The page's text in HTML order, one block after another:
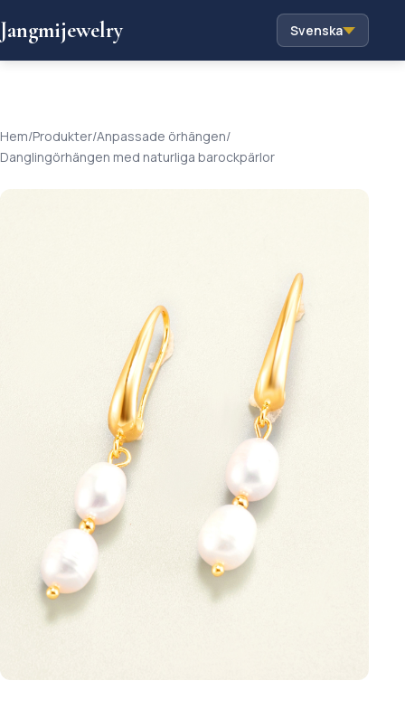
Jangmijewelry Svenska
Hem/Produkter/Anpassade örhängen/
Danglingörhängen med naturliga barockpärlor